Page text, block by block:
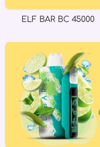
ELF BAR BC 45000